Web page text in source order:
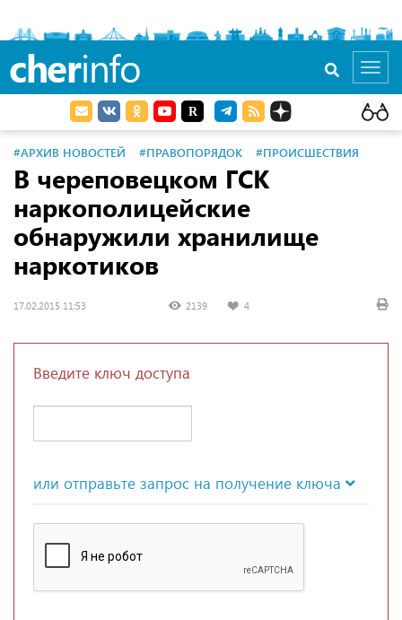
cherinfo
#АРХИВ НОВОСТЕЙ #ПРАВОПОРЯДОК #ПРОИСШЕСТВИЯ
В череповецком ГСК
наркополицейские
обнаружили хранилище
наркотиков
17.02.2015 11:53 2139 4
Введите ключ доступа
или отправьте запрос на получение ключа